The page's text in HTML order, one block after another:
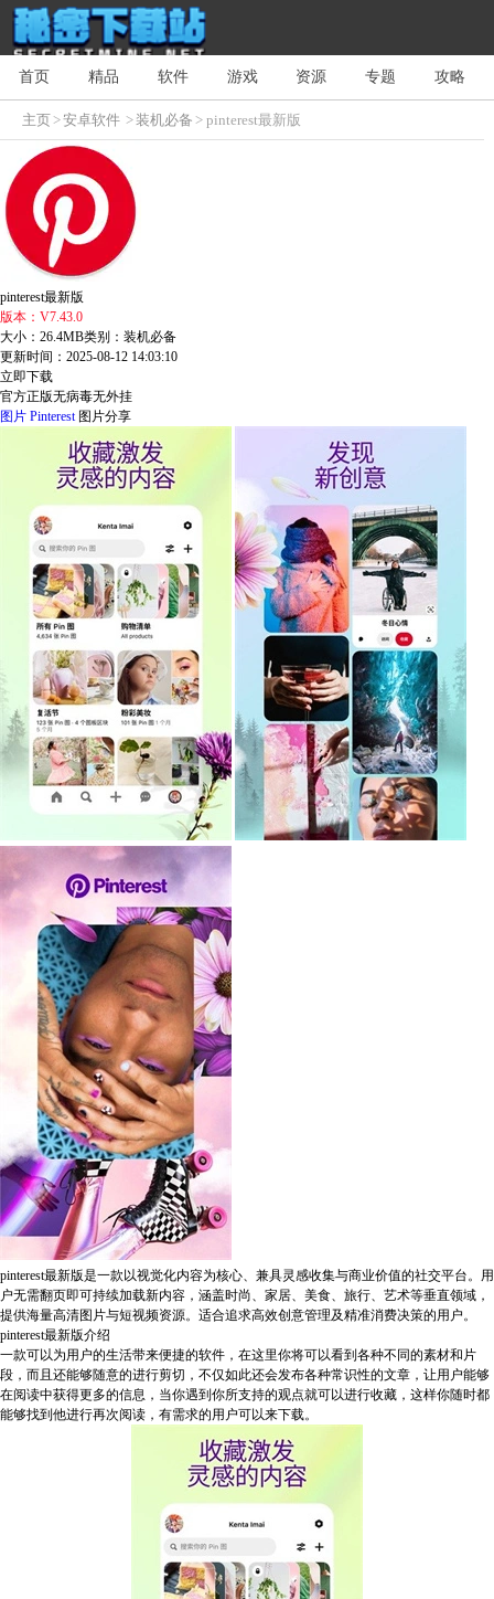
首页 精品 软件 游戏 资源 专题 攻略
主页>安卓软件 >装机必备 > pinterest最新版
pinterest最新版
版本：V7.43.0
大小：26.4MB类别：装机必备
更新时间：2025-08-12 14:03:10
立即下载
官方正版无病毒无外挂
图片 Pinterest 图片分享
pinterest最新版是一款以视觉化内容为核心、兼具灵感收集与商业价值的社交平台。用
户无需翻页即可持续加载新内容，涵盖时尚、家居、美食、旅行、艺术等垂直领域，
提供海量高清图片与短视频资源。适合追求高效创意管理及精准消费决策的用户。
pinterest最新版介绍
一款可以为用户的生活带来便捷的软件，在这里你将可以看到各种不同的素材和片
段，而且还能够随意的进行剪切，不仅如此还会发布各种常识性的文章，让用户能够
在阅读中获得更多的信息，当你遇到你所支持的观点就可以进行收藏，这样你随时都
能够找到他进行再次阅读，有需求的用户可以来下载。